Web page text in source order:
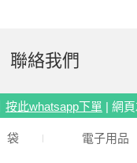
聯絡我們
按此whatsapp下單 | 網
袋 電子用品